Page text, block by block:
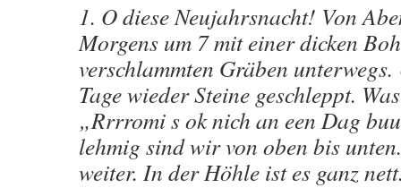
1. O diese Neujahrsnacht! Von
Morgens um 7 mit einer dicken
verschlammten Gräben
Tage wieder Steine geschleppt.
„Rrrromi s ok nich an een Dag
lehmig sind wir von oben bis
weiter. In der Höhle ist es ganz